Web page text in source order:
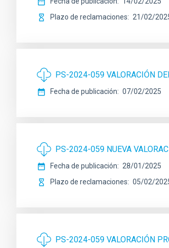
Plazo de reclamaciones
21/02/
PS-2024-059 VALORACIÓN
Fecha de publicación 07/02/2025
PS-2024-059 NUEVA
Fecha de publicación
28/01/2025
Plazo de reclamaciones
05/02/
PS-2024-059 VALORACIÓN